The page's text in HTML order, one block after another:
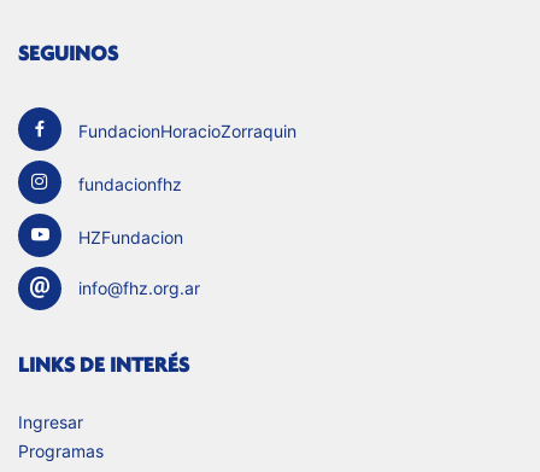
SEGUINOS
FundacionHoracioZorraquin
fundacionfhz
HZFundacion
info@fhz.org.ar
LINKS DE INTERÉS
Ingresar
Programas